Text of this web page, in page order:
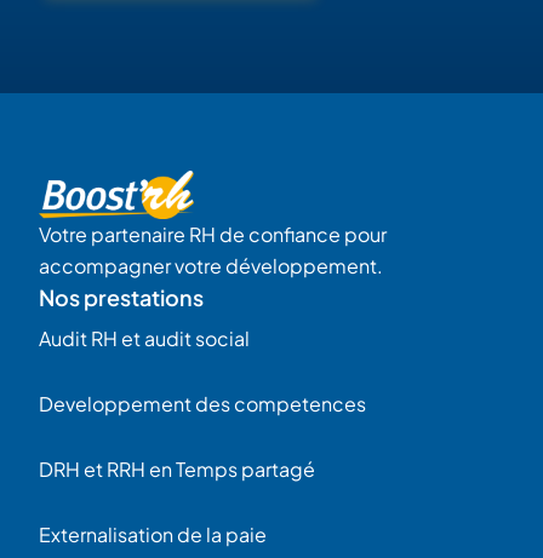
Votre partenaire RH de confiance pour
accompagner votre développement.
Nos prestations
Audit RH et audit social
Developpement des competences
DRH et RRH en Temps partagé
Externalisation de la paie